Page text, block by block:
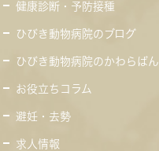
健康診断・予防接種
ひびき動物病院のブログ
ひびき動物病院のかわらばん
お役立ちコラム
避妊・去勢
求人情報